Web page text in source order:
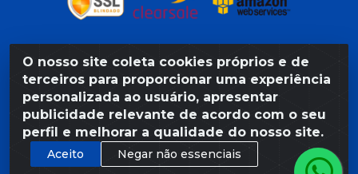
O nosso site coleta cookies próprios e de
terceiros para proporcionar uma experiência
personalizada ao usuário, apresentar
publicidade relevante de acordo com o seu
perfil e melhorar a qualidade do nosso site.
Aceito
Negar não essenciais
Razão Social: Armazém Coral LTDA - Rua da Praia,
103 - São José - Recife/PE - CEP 50020-550 -
CNPJ 11.623.188/0027-80